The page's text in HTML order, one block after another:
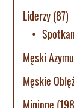
Liderzy(87)
Męski
Męskie
Minione